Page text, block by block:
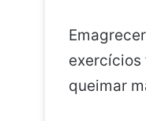
exercícios
queimar